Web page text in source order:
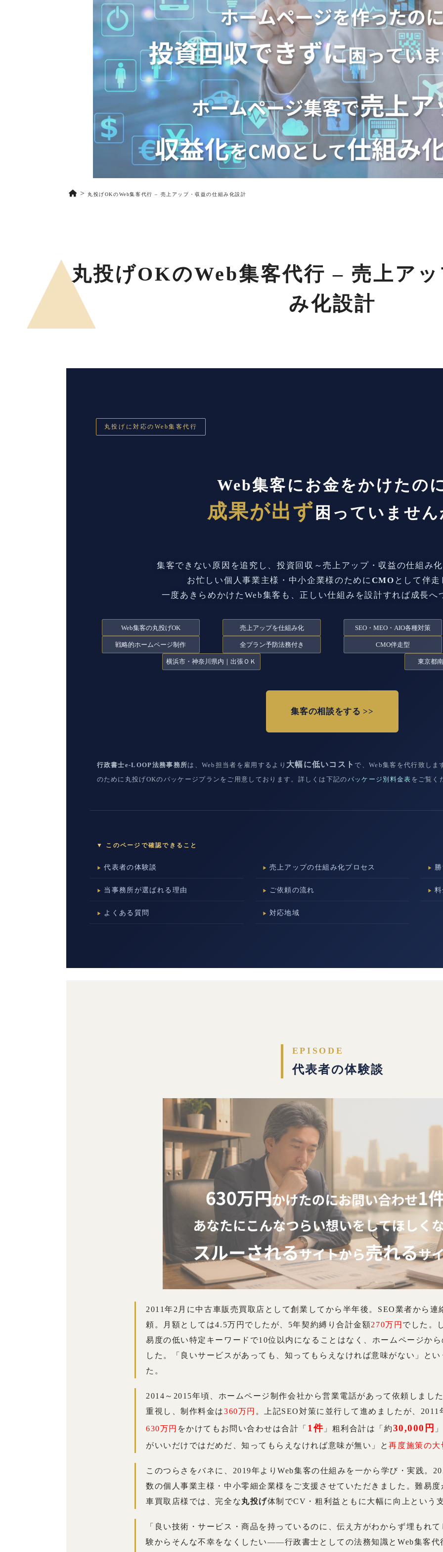
丸投げOKのWeb集客代行 – 売上アップ・収益の仕組み化設計
丸投げOKのWeb集客代行 – 売上ア
み化設計
丸投げに対応のWeb集客代行
Web集客にお金をかけたの
成果が出ず 困っていませ
集客できない原因を追究し、投資回収～売上アップ・収益の仕組み
お忙しい個人事業主様・中小企業様のために CMO として伴
一度あきらめかけたWeb集客も、正しい仕組みを設計すれば成長へ
Web集客の丸投げOK 売上アップを仕組み化 SEO・MEO・AIO各種対策
戦略的ホームページ制作 全プラン予防法務付き CMO伴走型
横浜市・神奈川県内｜出張ＯＫ 東京都
集客の相談をする >>
行政書士e-LOOP法務事務所は、Web担当者を雇用するより 大幅に低いコスト で、Web集客を代行致し
のために丸投げOKのパッケージプランをご用意しております。詳しくは下記のパッケージ別料金表 をご覧く
▼ このページで確認できること
代表者の体験談 売上アップの仕組み化プロセス
当事務所が選ばれる理由 ご依頼の流れ
よくある質問 対応地域
EPISODE
代表者の体験談
2011年2月に中古車販売買取店として創業してから半年後。SEO業者から連
頼。月額としては4.5万円でしたが、5年契約縛り合計金額270万円 でした。
易度の低い特定キーワードで10位以内になることはなく、ホームページか
した。「良いサービスがあっても、知ってもらえなければ意味がない」と
た。
2014～2015年頃、ホームページ制作会社から営業電話があって依頼しまし
重視し、制作料金は360万円 。上記SEO対策に並行して進めましたが、2011
630万円 をかけてもお問い合わせは合計「 1件 」粗利合計は「約30,000円
がいいだけではだめだ、知ってもらえなければ意味が無い」と再度施策の
このつらさをバネに、2019年よりWeb集客の仕組みを一から学び・実践。
数の個人事業主様・中小零細企業様をご支援させていただきました。難易
車買取店様では、完全な丸投げ体制でCV・粗利益ともに大幅に向上という
「良い技術・サービス・商品を持っているのに、伝え方がわからず埋もれ
験からそんな不幸をなくしたい――行政書士としての法務知識とWeb集客代